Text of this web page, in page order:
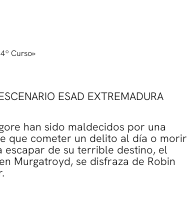
Curso»
ESAD EXTREMADURA
han sido maldecidos por una
que cometer un delito al día o morir
escapar de su terrible destino, el
Murgatroyd, se disfraza de Robin